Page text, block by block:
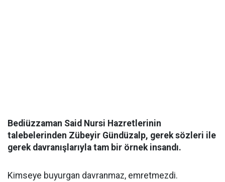
Bediüzzaman Said Nursi Hazretlerinin
talebelerinden Zübeyir Gündüzalp, gerek sözleri ile
gerek davranışlarıyla tam bir örnek insandı.
Kimseye buyurgan davranmaz, emretmezdi.